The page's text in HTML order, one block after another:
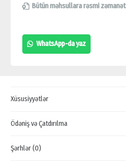
ELEKTRON
TƏRƏZİSİ,
BARKOD
MODEL
QİYMƏTLƏRİ
Bütün məhsullara rəsmi zəmanət
WhatsApp-da yaz
Xüsusiyyətlər
Ödəniş və Çatdırılma
Şərhlər (0)